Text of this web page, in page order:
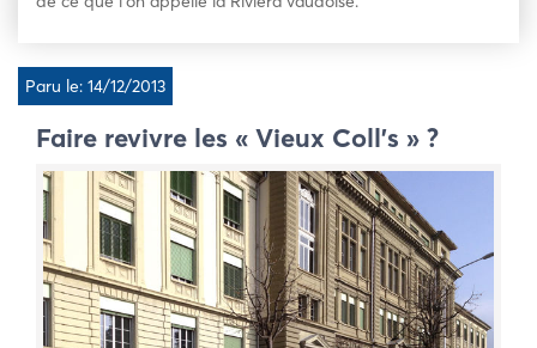
Paru le: 14/12/2013
Faire revivre les « Vieux Coll’s » ?